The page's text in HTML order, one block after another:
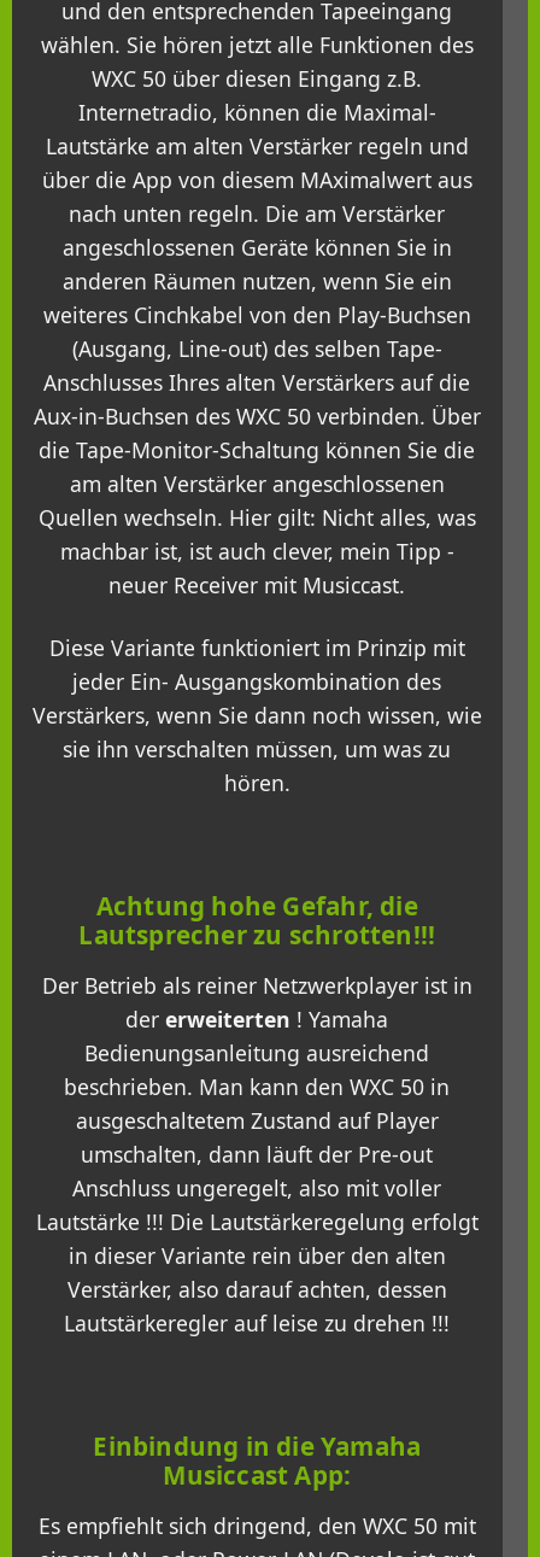
und den entsprechenden Tapeeingang
wählen. Sie hören jetzt alle Funktionen des
WXC 50 über diesen Eingang z.B.
Internetradio, können die Maximal-
Lautstärke am alten Verstärker regeln und
über die App von diesem MAximalwert aus
nach unten regeln. Die am Verstärker
angeschlossenen Geräte können Sie in
anderen Räumen nutzen, wenn Sie ein
weiteres Cinchkabel von den Play-Buchsen
(Ausgang, Line-out) des selben Tape-
Anschlusses Ihres alten Verstärkers auf die
Aux-in-Buchsen des WXC 50 verbinden. Über
die Tape-Monitor-Schaltung können Sie die
am alten Verstärker angeschlossenen
Quellen wechseln. Hier gilt: Nicht alles, was
machbar ist, ist auch clever, mein Tipp -
neuer Receiver mit Musiccast.
Diese Variante funktioniert im Prinzip mit
jeder Ein- Ausgangskombination des
Verstärkers, wenn Sie dann noch wissen, wie
sie ihn verschalten müssen, um was zu
hören.
Achtung hohe Gefahr, die
Lautsprecher zu schrotten!!!
Der Betrieb als reiner Netzwerkplayer ist in
dererweiterten ! Yamaha
Bedienungsanleitung ausreichend
beschrieben. Man kann den WXC 50 in
ausgeschaltetem Zustand auf Player
umschalten, dann läuft der Pre-out
Anschluss ungeregelt, also mit voller
Lautstärke !!! Die Lautstärkeregelung erfolgt
in dieser Variante rein über den alten
Verstärker, also darauf achten, dessen
Lautstärkeregler auf leise zu drehen !!!
Einbindung in die Yamaha
Musiccast App:
Es empfiehlt sich dringend, den WXC 50 mit